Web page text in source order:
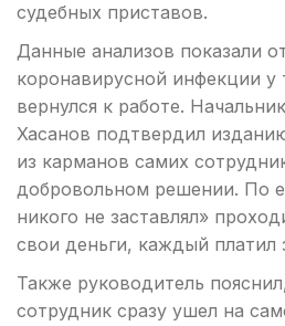
судебных приставов.
Данные анализов показали
коронавирусной инфекции у
вернулся к работе.
Хасанов подтвердил
из карманов самих
добровольном решении. По
никого не заставлял»
свои деньги, каждый платил
Также руководитель
сотрудник сразу ушел на